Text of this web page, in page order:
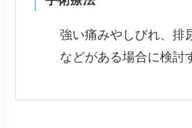
強い痛みやしびれ、排
などがある場合に検討